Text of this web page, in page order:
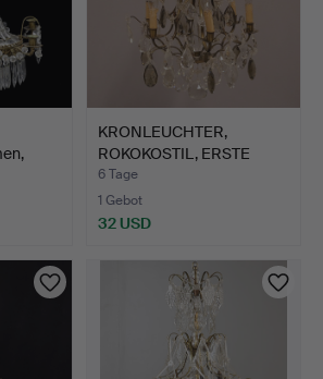
KRONLEUCHTER,
ROKOKOSTIL, ERSTE
HÄLFTE DES…
6 Tage
1 Gebot
32 USD